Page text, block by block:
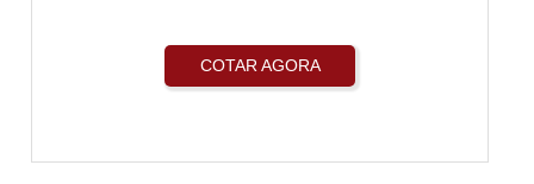
COTAR AGORA